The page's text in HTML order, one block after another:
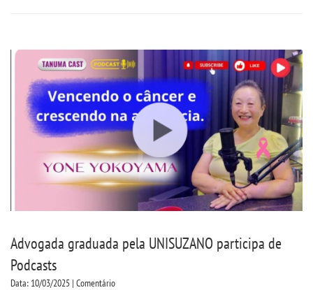
Advogada graduada pela UNISUZANO participa de
Podcasts
Data: 10/03/2025 | Comentário